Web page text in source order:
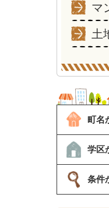
マ
土
町名
学区
条件